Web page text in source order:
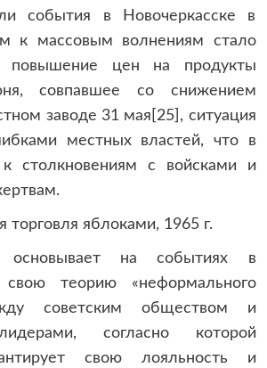
события в Новочеркасске в
к массовым волнениям стало
повышение цен на продукты
совпавшее со снижением
заводе 31 мая[25], ситуация
местных властей, что в
к столкновениям с войсками и
на событиях в
свою теорию «неформального
советским обществом и
согласно которой
свою лояльность и